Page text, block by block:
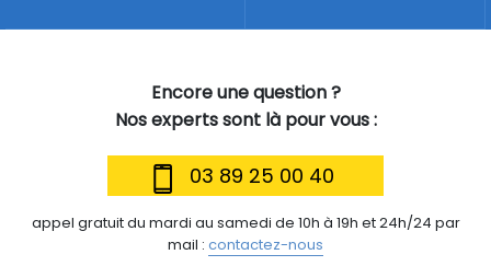
Encore une question ?
Nos experts sont là pour vous :
03 89 25 00 40
appel gratuit du mardi au samedi de 10h à 19h et 24h/24 par
mail : contactez-nous